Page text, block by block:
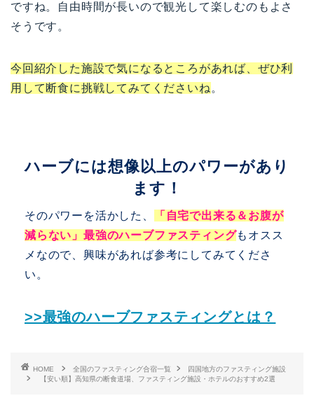
ですね。自由時間が長いので観光して楽しむのもよさ
そうです。
今回紹介した施設で気になるところがあれば、ぜひ利
用して断食に挑戦してみてくださいね。
ハーブには想像以上のパワーがあり
ます！
そのパワーを活かした、
「自宅で出来る＆お腹が
減らない」最強のハーブファスティングもオスス
メなので、興味があれば参考にしてみてくださ
い。
>>最強のハーブファスティングとは？
HOME 全国のファスティング合宿一覧
四国地方のファスティング施設
【安い順】高知県の断食道場、ファスティング施設・ホテルのおすすめ2選